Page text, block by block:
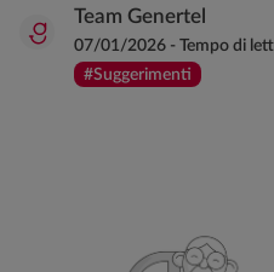
Team Genertel
#Suggerimenti
07/01/2026 - Tempo di